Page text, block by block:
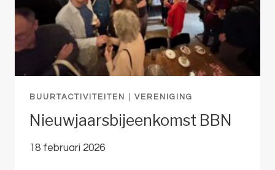
BUURTACTIVITEITEN VERENIGING
Nieuwjaarsbijeenkomst BBN
18 februari 2026